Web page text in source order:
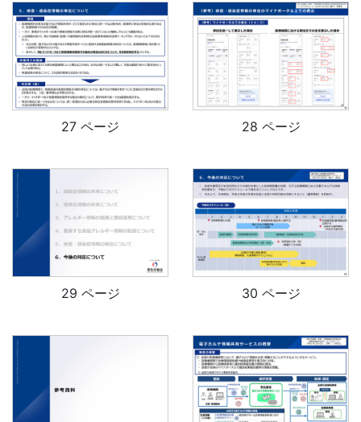
27 ページ 28 ページ
29 ページ 30 ページ